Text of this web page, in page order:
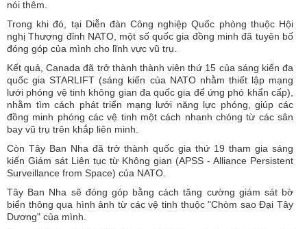
nói thêm.
Trong khi đó, tại Diễn đàn Công nghiệp Quốc phòng thuộc Hội
nghị Thượng đỉnh NATO, một số quốc gia đồng minh đã tuyên bố
đóng góp của mình cho lĩnh vực vũ trụ.
Kết quả, Canada đã trở thành thành viên thứ 15 của sáng kiến ​​đa
quốc gia STARLIFT (sáng kiến của NATO nhằm thiết lập mạng
lưới phóng vệ tinh không gian đa quốc gia để ứng phó khẩn cấp),
nhằm tìm cách phát triển mạng lưới năng lực phóng, giúp các
đồng minh phóng các vệ tinh một cách nhanh chóng từ các sân
bay vũ trụ trên khắp liên minh.
Còn Tây Ban Nha đã trở thành quốc gia thứ 19 tham gia sáng
kiến ​​Giám sát Liên tục từ Không gian (APSS - Alliance Persistent
Surveillance from Space) của NATO.
Tây Ban Nha sẽ đóng góp bằng cách tăng cường giám sát bờ
biển thông qua hình ảnh từ các vệ tinh thuộc "Chòm sao Đại Tây
Dương" của mình.